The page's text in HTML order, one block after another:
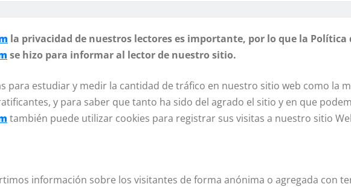
la privacidad de nuestros lectores es importante, por lo que la Política
se hizo para informar al lector de nuestro sitio.
para estudiar y medir la cantidad de tráfico en nuestro sitio web como la
y para saber que tanto ha sido del agrado el sitio y en que
también puede utilizar cookies para registrar sus visitas a nuestro sitio
información sobre los visitantes de forma anónima o agregada con